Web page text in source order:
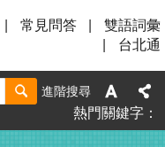
常見問答
雙語詞彙
台北通
進階搜尋
熱門關鍵字